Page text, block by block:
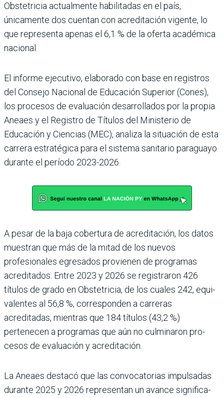
Obstetricia actualmente habilitadas en el país,
únicamente dos cuen­tan con acreditación vigente, lo
que representa apenas el 6,1 % de la oferta académica
nacional.
El informe ejecutivo, ela­borado con base en regis­tros
del Consejo Nacio­nal de Educación Superior (Cones),
los procesos de evaluación desarrolla­dos por la propia
Aneaes y el Registro de Títulos del Ministerio de
Educación y Ciencias (MEC), analiza la situación de esta
carrera estratégica para el sis­tema sanitario paraguayo
durante el período 2023-2026.
A pesar de la baja cobertura de acreditación, los datos
muestran que más de la mitad de los nuevos
profesionales egresados provienen de pro­gramas
acreditados. Entre 2023 y 2026 se registraron 426
títulos de grado en Obste­tricia, de los cuales 242, equi­
valentes al 56,8 %, correspon­den a carreras
acreditadas, mientras que 184 títulos (43,2 %)
pertenecen a programas que aún no culminaron pro­
cesos de evaluación y acredi­tación.
La Aneaes destacó que las convocatorias impulsadas
durante 2025 y 2026 repre­sentan un avance significa­